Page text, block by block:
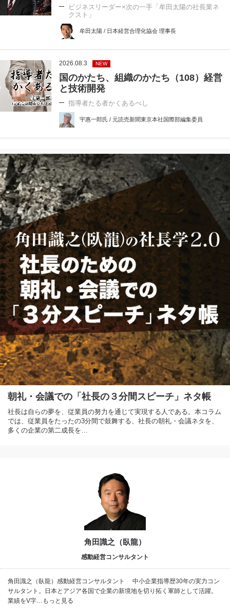
ビジネスリーダー×次の一手「牟田太陽の社長業ネ
クスト」
牟田太陽 / 日本経営合理化協会 理事長
2026.08.3 NEW
国のかたち、組織のかたち（108）経営
と技術開発
指導者たる者かくあるべし
宇惠一郎氏 / 元読売新聞東京本社国際部編集委員
朝礼・会議での「社長の３分間スピーチ」ネタ帳
社長は自らの夢を、従業員の努力を通じて実現する人である。本コラム
では、従業員をたったの3分間で鼓舞する、社長の朝礼・会議ネタを、
多くの企業の第二成長を…
角田識之（臥龍）
感動経営コンサルタント
角田識之（臥龍）感動経営コンサルタント 中小企業指導歴30年の実力コン
サルタント。日本とアジア各国で企業の新境地を切り拓く軍師として活躍。
業績をV字…もっと見る